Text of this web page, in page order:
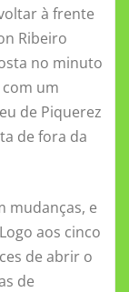
à frente
Ribeiro
no minuto
um
de Piquerez
de fora da
mudanças, e
aos cinco
de abrir o
de